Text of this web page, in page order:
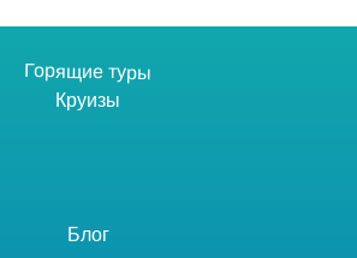
Блог
Горящие туры
Круизы